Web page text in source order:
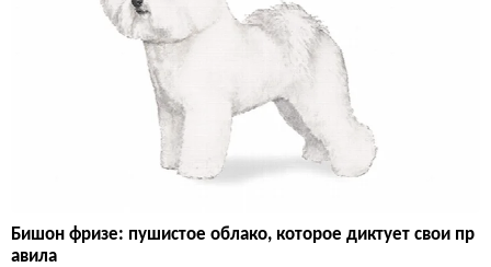
Бишон фризе: пушистое облако, которое диктует свои пр
авила